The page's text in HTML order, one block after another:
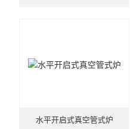
水平开启式真空管式炉